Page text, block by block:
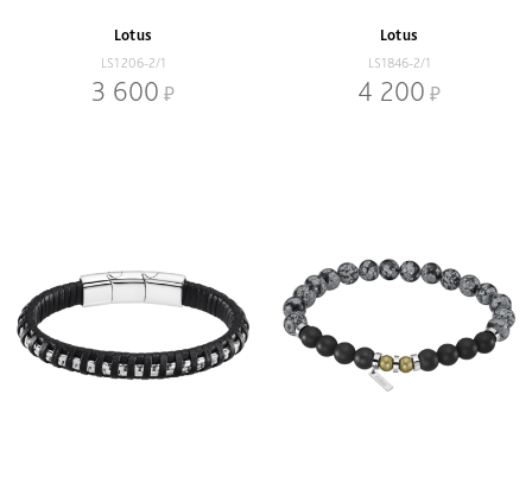
Lotus
LS1206-2/1
3 600
Lotus
LS1846-2/1
4 200